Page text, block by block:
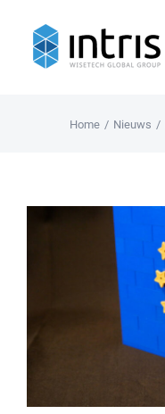
Home / Nieuws /